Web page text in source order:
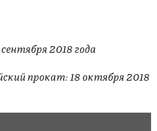
2018 года
прокат: 18 октября 2018